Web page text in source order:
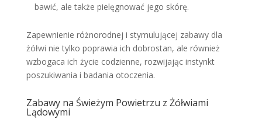
bawić, ale także pielęgnować jego skórę.
Zapewnienie różnorodnej i stymulującej zabawy dla
żółwi nie tylko poprawia ich dobrostan, ale również
wzbogaca ich życie codzienne, rozwijając instynkt
poszukiwania i badania otoczenia.
Zabawy na Świeżym Powietrzu z Żółwiami
Lądowymi